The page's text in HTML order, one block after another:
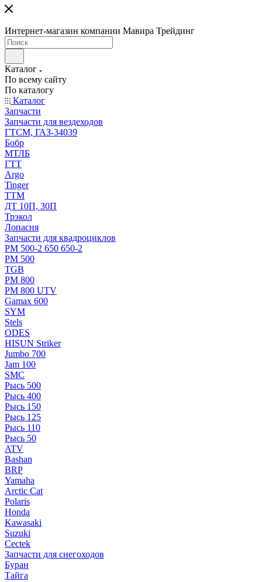
Интернет-магазин компании Мавира Трейдинг
Каталог
По всему сайту
По каталогу
Каталог
Запчасти
Запчасти для вездеходов
ГТСМ, ГАЗ-34039
Бобр
МТЛБ
ГТТ
Argo
Tinger
ТТМ
ДТ 10П, 30П
Трэкол
Лопасня
Запчасти для квадроциклов
РМ 500-2 650 650-2
РМ 500
TGB
РМ 800
РМ 800 UTV
Gamax 600
SYM
Stels
ОDЕS
HISUN Striker
Jumbo 700
Jam 100
SMC
Рысь 500
Рысь 400
Рысь 150
Рысь 125
Рысь 110
Рысь 50
ATV
Bashan
BRP
Yamaha
Arctic Cat
Polaris
Honda
Kawasaki
Suzuki
Cectek
Запчасти для снегоходов
Буран
Тайга